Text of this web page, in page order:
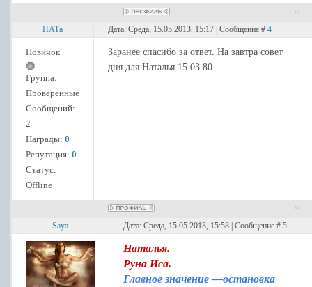
НАТа Дата: Среда, 15.05.2013, 15:17 | Сообщение # 4
Новичок
Группа:
Проверенные
Сообщений:
2
Награды: 0
Репутация: 0
Статус:
Offline
Заранее спасибо за ответ. На завтра совет
дня для Наталья 15.03.80
Saya Дата: Среда, 15.05.2013, 15:58 | Сообщение # 5
Наталья.
Руна Иса.
Главное значение —остановка